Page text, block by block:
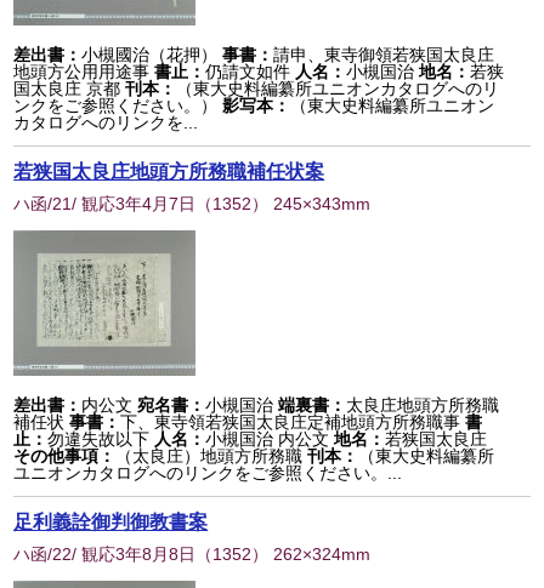
差出書：小槻國治（花押） 事書：請申、東寺御領若狭国太良庄
地頭方公用用途事 書止：仍請文如件 人名：小槻国治 地名：若狭
国太良庄 京都 刊本：
（東大史料編纂所ユニオンカタログへのリ
ンクをご参照ください。）
影写本：
（東大史料編纂所ユニオン
カタログへのリンクを...
若狭国太良庄地頭方所務職補任状案
ハ函/21/ 観応3年4月7日 （1352） 245×343mm
差出書： 内公文 宛名書：小槻国治 端裏書： 太良庄地頭方所務職
補任状 事書：下、東寺領若狭国太良庄定補地頭方所務職事 書
止：勿違失故以下 人名：小槻国治 内公文 地名：若狭国太良庄
その他事項：
（太良庄）地頭方所務職 刊本：
（東大史料編纂所
ユニオンカタログへのリンクをご参照ください。...
足利義詮御判御教書案
ハ函/22/ 観応3年8月8日 （1352） 262×324mm